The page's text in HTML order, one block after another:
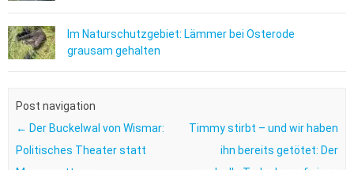
Im Naturschutzgebiet: Lämmer bei Osterode
grausam gehalten
Post navigation
← Der Buckelwal von Wismar:
Politisches Theater statt
Timmy stirbt – und wir haben
ihn bereits getötet: Der